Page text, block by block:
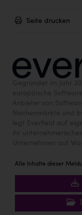
Seite drucken
Alle Inhalte dieser